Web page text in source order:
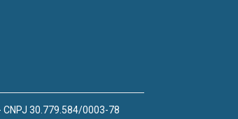
30.779.584/0003-78